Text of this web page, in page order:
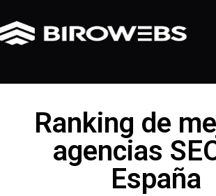
Ranking de
agencias
España